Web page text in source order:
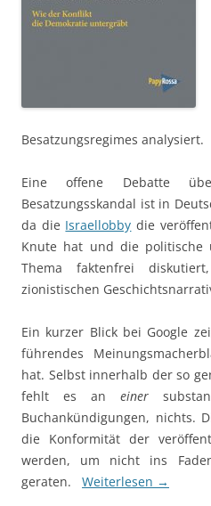
Besatzungsregimes analysiert.
Eine offene Debatte
Besatzungsskandal ist in
da die Israellobby die
Knute hat und die politische
Thema faktenfrei
zionistischen
Ein kurzer Blick bei Google
führendes
hat. Selbst innerhalb der so
fehlt es an einer
Buchankündigungen, nichts.
die Konformität der
werden, um nicht ins
geraten. Weiterlesen →